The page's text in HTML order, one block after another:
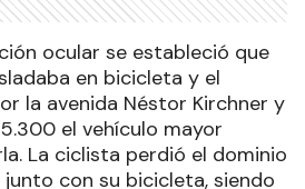
ocular se estableció que
en bicicleta y el
la avenida Néstor Kirchner y
el vehículo mayor
La ciclista perdió el dominio
con su bicicleta, siendo